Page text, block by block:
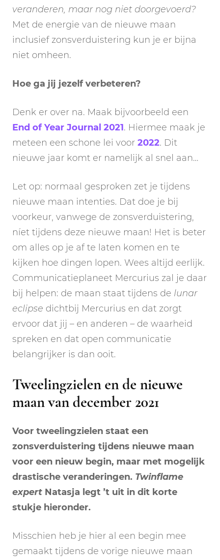
veranderen, maar nog niet doorgevoerd?
Met de energie van de nieuwe maan
inclusief zonsverduistering kun je er bijna
niet omheen.
Hoe ga jij jezelf verbeteren?
Denk er over na. Maak bijvoorbeeld een
End of Year Journal 2021. Hiermee maak je
meteen een schone lei voor 2022. Dit
nieuwe jaar komt er namelijk al snel aan…
Let op: normaal gesproken zet je tijdens
nieuwe maan intenties. Dat doe je bij
voorkeur, vanwege de zonsverduistering,
níet tijdens deze nieuwe maan! Het is beter
om alles op je af te laten komen en te
kijken hoe dingen lopen. Wees altijd eerlijk.
Communicatieplaneet Mercurius zal je daar
bij helpen: de maan staat tijdens de lunar
eclipse dichtbij Mercurius en dat zorgt
ervoor dat jij – en anderen – de waarheid
spreken en dat open communicatie
belangrijker is dan ooit.
Tweelingzielen en de nieuwe
maan van december 2021
Voor tweelingzielen staat een
zonsverduistering tijdens nieuwe maan
voor een nieuw begin, maar met mogelijk
drastische veranderingen. Twinflame
expert Natasja legt ’t uit in dit korte
stukje hieronder.
Misschien heb je hier al een begin mee
gemaakt tijdens de vorige nieuwe maan